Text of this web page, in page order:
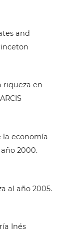
and
riqueza en
la economía
2000.
al año 2005.
Inés